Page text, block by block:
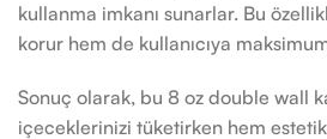
kullanma imkanı sunarlar. Bu
korur hem de kullanıcıya
Sonuç olarak, bu 8 oz double wall
içeceklerinizi tüketirken hem